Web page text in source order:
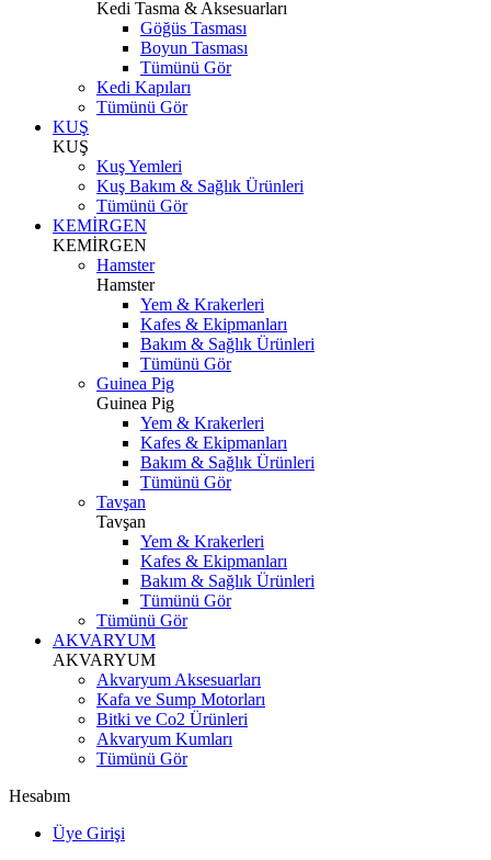
Kedi Tasma & Aksesuarları
Göğüs Tasması
Boyun Tasması
Tümünü Gör
Kedi Kapıları
Tümünü Gör
KUŞ
KUŞ
Kuş Yemleri
Kuş Bakım & Sağlık Ürünleri
Tümünü Gör
KEMİRGEN
KEMİRGEN
Hamster
Hamster
Yem & Krakerleri
Kafes & Ekipmanları
Bakım & Sağlık Ürünleri
Tümünü Gör
Guinea Pig
Guinea Pig
Yem & Krakerleri
Kafes & Ekipmanları
Bakım & Sağlık Ürünleri
Tümünü Gör
Tavşan
Tavşan
Yem & Krakerleri
Kafes & Ekipmanları
Bakım & Sağlık Ürünleri
Tümünü Gör
Tümünü Gör
AKVARYUM
AKVARYUM
Akvaryum Aksesuarları
Kafa ve Sump Motorları
Bitki ve Co2 Ürünleri
Akvaryum Kumları
Tümünü Gör
Hesabım
Üye Girişi